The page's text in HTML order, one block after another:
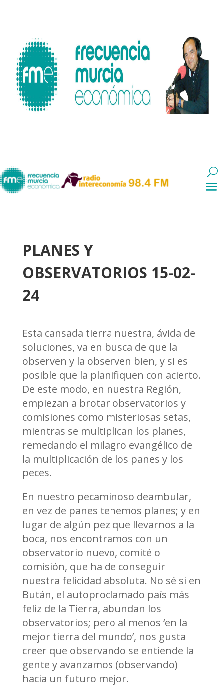
PLANES Y
OBSERVATORIOS 15-02-
24
Esta cansada tierra nuestra, ávida de
soluciones, va en busca de que la
observen y la observen bien, y si es
posible que la planifiquen con acierto.
De este modo, en nuestra Región,
empiezan a brotar observatorios y
comisiones como misteriosas setas,
mientras se multiplican los planes,
remedando el milagro evangélico de
la multiplicación de los panes y los
peces.
En nuestro pecaminoso deambular,
en vez de panes tenemos planes; y en
lugar de algún pez que llevarnos a la
boca, nos encontramos con un
observatorio nuevo, comité o
comisión, que ha de conseguir
nuestra felicidad absoluta. No sé si en
Bután, el autoproclamado país más
feliz de la Tierra, abundan los
observatorios; pero al menos ‘en la
mejor tierra del mundo’, nos gusta
creer que observando se entiende la
gente y avanzamos (observando)
hacia un futuro mejor.